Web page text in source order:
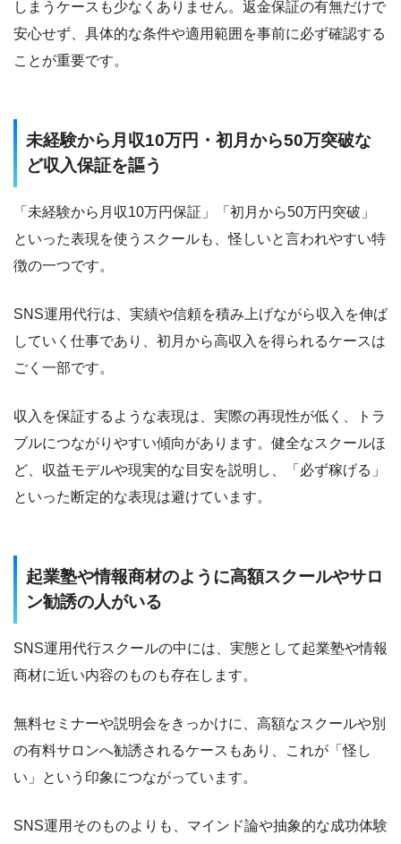
しまうケースも少なくありません。返金保証の有無だけで
安心せず、具体的な条件や適用範囲を事前に必ず確認する
ことが重要です。
未経験から月収10万円・初月から50万突破な
ど収入保証を謳う
「未経験から月収10万円保証」「初月から50万円突破」
といった表現を使うスクールも、怪しいと言われやすい特
徴の一つです。
SNS運用代行は、実績や信頼を積み上げながら収入を伸ば
していく仕事であり、初月から高収入を得られるケースは
ごく一部です。
収入を保証するような表現は、実際の再現性が低く、トラ
ブルにつながりやすい傾向があります。健全なスクールほ
ど、収益モデルや現実的な目安を説明し、「必ず稼げる」
といった断定的な表現は避けています。
起業塾や情報商材のように高額スクールやサロ
ン勧誘の人がいる
SNS運用代行スクールの中には、実態として起業塾や情報
商材に近い内容のものも存在します。
無料セミナーや説明会をきっかけに、高額なスクールや別
の有料サロンへ勧誘されるケースもあり、これが「怪し
い」という印象につながっています。
SNS運用そのものよりも、マインド論や抽象的な成功体験